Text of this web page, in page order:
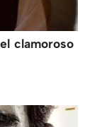
clamoroso